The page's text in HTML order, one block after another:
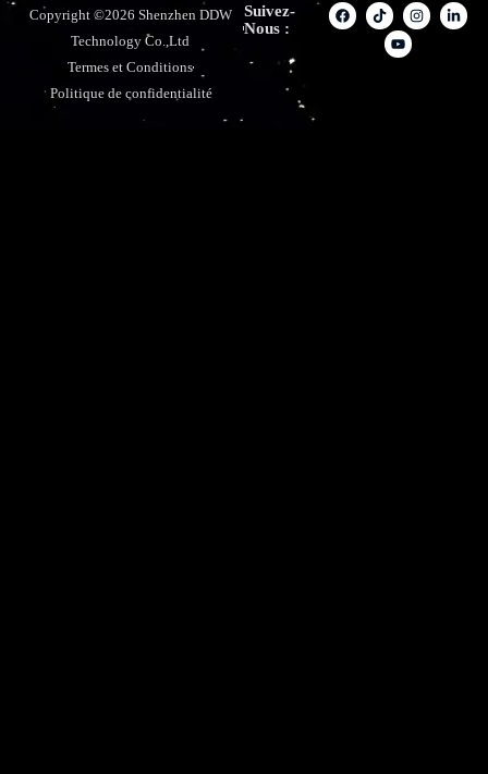
Copyright ©2026 Shenzhen DDW
Technology Co.,Ltd
Termes et Conditions
Politique de confidentialité
Suivez-
Nous :